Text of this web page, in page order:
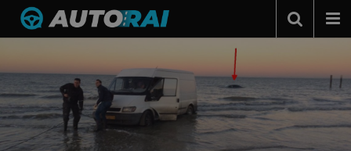
Podcast
Autotests
Automerken